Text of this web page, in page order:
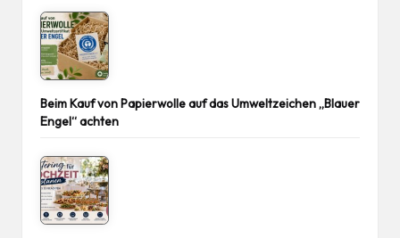
Beim Kauf von Papierwolle auf das Umweltzeichen „Blauer
Engel“ achten